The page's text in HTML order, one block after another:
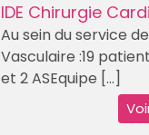
IDE Chirurgie
Au sein du service
Vasculaire :19
et 2 ASEquipe [...]